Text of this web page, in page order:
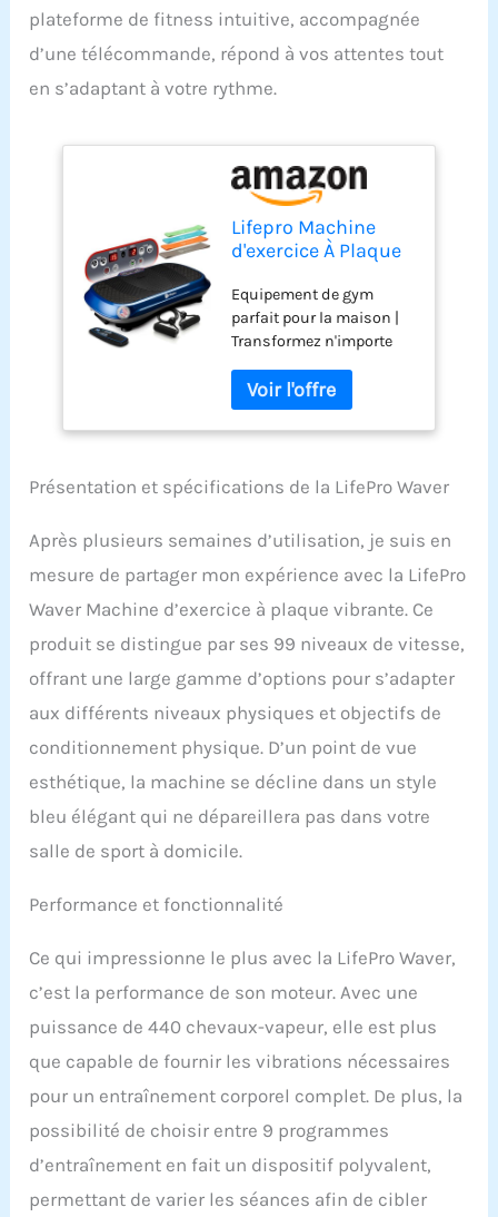
plateforme de fitness intuitive, accompagnée
d’une télécommande, répond à vos attentes tout
en s’adaptant à votre rythme.
Lifepro Machine
d'exercice À Plaque
De Fitness Vibrante
avec Bandes en
Boucle Équipement
D'entraînement
Domicile pour La
Perte De Poids Et La
Tonification
Nuit
Equipement de gym
parfait pour la maison |
Transformez n'importe
de fitness privé avec cette
plaque de vibration
compacte. Équipement
usage domestique pour
du corps, stimuler le
métabolisme et améliorer
le tonus musculaire
sans machines lourdes
Entraîneurs de fitness à
vibrations de niveau
professionnel |
Expérimentez la
puissance utilisée par les
meilleurs entraîneurs de
fitness avec 99 niveaux
de vitesse réglables,
activation musculaire
ciblée et programmes
sessions de gym pour
poids, la force et la
circulation sanguine
Durable pour un usage
quotidien | Conçue avec
des matériaux de qualité
supérieure pour une
fiabilité à long terme,
cette plaque vibrante
pour le drainage
lymphatique favorise la
et les routines de bien-
Présentation et spécifications de la LifePro Waver
Après plusieurs semaines d’utilisation, je suis en
mesure de partager mon expérience avec la LifePro
Waver Machine d’exercice à plaque vibrante. Ce
produit se distingue par ses 99 niveaux de vitesse,
offrant une large gamme d’options pour s’adapter
aux différents niveaux physiques et objectifs de
conditionnement physique. D’un point de vue
esthétique, la machine se décline dans un style
bleu élégant qui ne dépareillera pas dans votre
salle de sport à domicile.
Performance et fonctionnalité
Ce qui impressionne le plus avec la LifePro Waver,
c’est la performance de son moteur. Avec une
puissance de 440 chevaux-vapeur, elle est plus
que capable de fournir les vibrations nécessaires
pour un entraînement corporel complet. De plus, la
possibilité de choisir entre 9 programmes
d’entraînement en fait un dispositif polyvalent,
permettant de varier les séances afin de cibler